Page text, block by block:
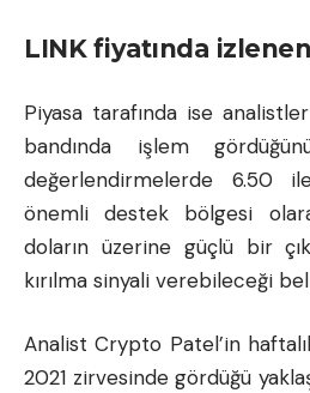
LINK fiyatında
Piyasa tarafında ise
bandında işlem
değerlendirmelerde 6.50
önemli destek bölgesi
doların üzerine güçlü bir
kırılma sinyali verebileceği
Analist Crypto Patel’in
2021 zirvesinde gördüğü